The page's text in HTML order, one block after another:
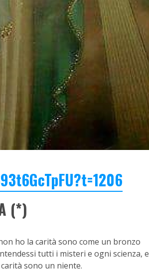
(*)
ho la carità sono come un bronzo
tutti i misteri e ogni scienza, e
sono un niente.